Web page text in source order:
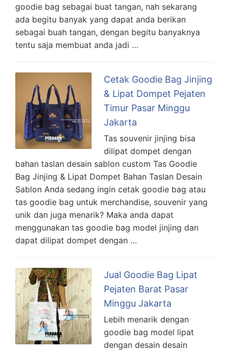
goodie bag sebagai buat tangan, nah sekarang
ada begitu banyak yang dapat anda berikan
sebagai buah tangan, dengan begitu banyaknya
tentu saja membuat anda jadi …
Cetak Goodie Bag Jinjing
& Lipat Dompet Pejaten
Timur Pasar Minggu
Jakarta
Tas souvenir jinjing bisa
dilipat dompet dengan
bahan taslan desain sablon custom Tas Goodie
Bag Jinjing & Lipat Dompet Bahan Taslan Desain
Sablon Anda sedang ingin cetak goodie bag atau
tas goodie bag untuk merchandise, souvenir yang
unik dan juga menarik? Maka anda dapat
menggunakan tas goodie bag model jinjing dan
dapat dilipat dompet dengan …
Jual Goodie Bag Lipat
Pejaten Barat Pasar
Minggu Jakarta
Lebih menarik dengan
goodie bag model lipat
dengan desain desain